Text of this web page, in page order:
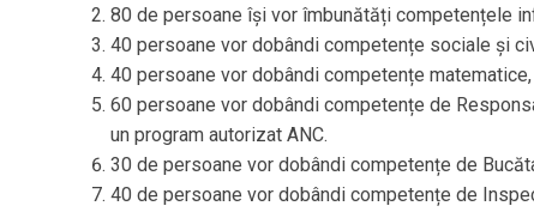
80 de persoane își vor îmbunătăți competențele
40 persoane vor dobândi competențe sociale și
40 persoane vor dobândi competențe
60 persoane vor dobândi competențe de
un program autorizat ANC.
30 de persoane vor dobândi competențe de
40 de persoane vor dobândi competențe de